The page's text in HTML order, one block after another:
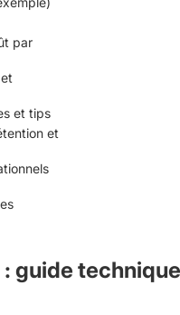
par
et tips
et
guide